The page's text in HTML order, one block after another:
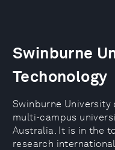
Swinburne
Techonology
Swinburne University
multi-campus
Australia. It is in the
research